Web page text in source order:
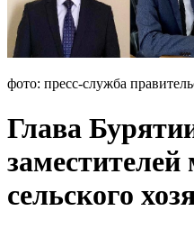
фото: пресс-служба
Глава
сельского